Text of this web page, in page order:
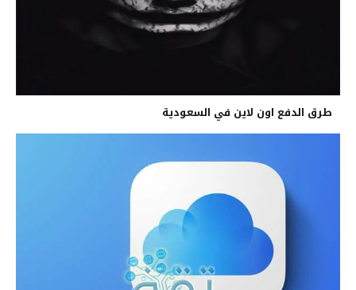
طرق الدفع اون لاين في السعودية